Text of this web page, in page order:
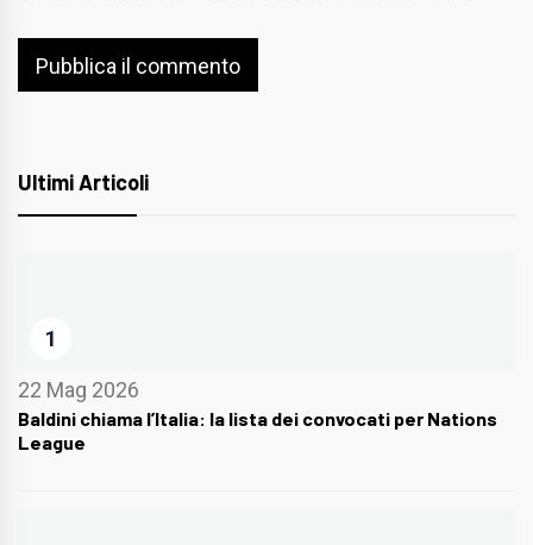
Ultimi Articoli
1
22 Mag 2026
Baldini chiama l’Italia: la lista dei convocati per Nations
League